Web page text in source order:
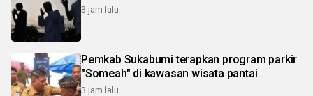
3 jam lalu
Pemkab Sukabumi terapkan program parkir
"Someah" di kawasan wisata pantai
3 jam lalu